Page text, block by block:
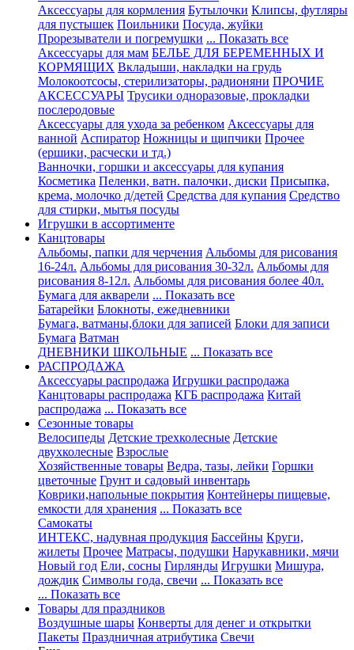
Аксессуары для кормления Бутылочки Клипсы, футляры
для пустышек Поильники Посуда, жуйки
Прорезыватели и погремушки ... Показать все
Аксессуары для мам БЕЛЬЕ ДЛЯ БЕРЕМЕННЫХ И
КОРМЯЩИХ Вкладыши, накладки на грудь
Молокоотсосы, стерилизаторы, радионяни ПРОЧИЕ
АКСЕССУАРЫ Трусики одноразовые, прокладки
послеродовые
Аксессуары для ухода за ребенком Аксессуары для
ванной Аспиратор Ножницы и щипчики Прочее
(ершики, расчески и тд.)
Ванночки, горшки и аксессуары для купания
Косметика Пеленки, ватн. палочки, диски Присыпка,
крема, молочко д/детей Средства для купания Средство
для стирки, мытья посуды
Игрушки в ассортименте
Канцтовары
Альбомы, папки для черчения Альбомы для рисования
16-24л. Альбомы для рисования 30-32л. Альбомы для
рисования 8-12л. Альбомы для рисования более 40л.
Бумага для акварели ... Показать все
Батарейки Блокноты, ежедневники
Бумага, ватманы,блоки для записей Блоки для записи
Бумага Ватман
ДНЕВНИКИ ШКОЛЬНЫЕ ... Показать все
РАСПРОДАЖА
Аксессуары распродажа Игрушки распродажа
Канцтовары распродажа КГБ распродажа Китай
распродажа ... Показать все
Сезонные товары
Велосипеды Детские трехколесные Детские
двухколесные Взрослые
Хозяйственные товары Ведра, тазы, лейки Горшки
цветочные Грунт и садовый инвентарь
Коврики,напольные покрытия Контейнеры пищевые,
емкости для хранения ... Показать все
Самокаты
ИНТЕКС, надувная продукция Бассейны Круги,
жилеты Прочее Матрасы, подушки Нарукавники, мячи
Новый год Ели, сосны Гирлянды Игрушки Мишура,
дождик Символы года, свечи ... Показать все
... Показать все
Товары для праздников
Воздушные шары Конверты для денег и открытки
Пакеты Праздничная атрибутика Свечи